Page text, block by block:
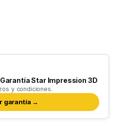
Star Impression 3D
y condiciones.
garantía →